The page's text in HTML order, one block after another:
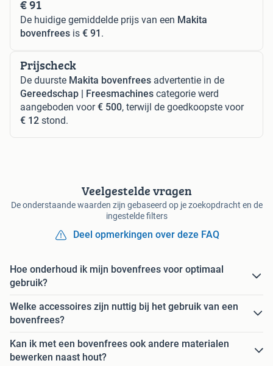
€ 91
De huidige gemiddelde prijs van een Makita
bovenfrees is € 91 .
Prijscheck
De duurste Makita bovenfrees advertentie in de
Gereedschap | Freesmachines categorie werd
aangeboden voor€ 500, terwijl de goedkoopste voor
€ 12 stond.
Veelgestelde vragen
De onderstaande waarden zijn gebaseerd op je zoekopdracht en de
ingestelde filters
Deel opmerkingen over deze FAQ
Hoe onderhoud ik mijn bovenfrees voor optimaal
gebruik?
Welke accessoires zijn nuttig bij het gebruik van een
bovenfrees?
Kan ik met een bovenfrees ook andere materialen
bewerken naast hout?